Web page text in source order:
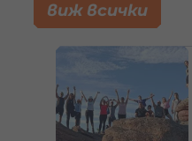
виж всички